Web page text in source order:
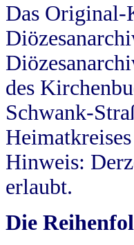
Das Original-
des
Schwank-
Hinweis:
erlaubt.
Die